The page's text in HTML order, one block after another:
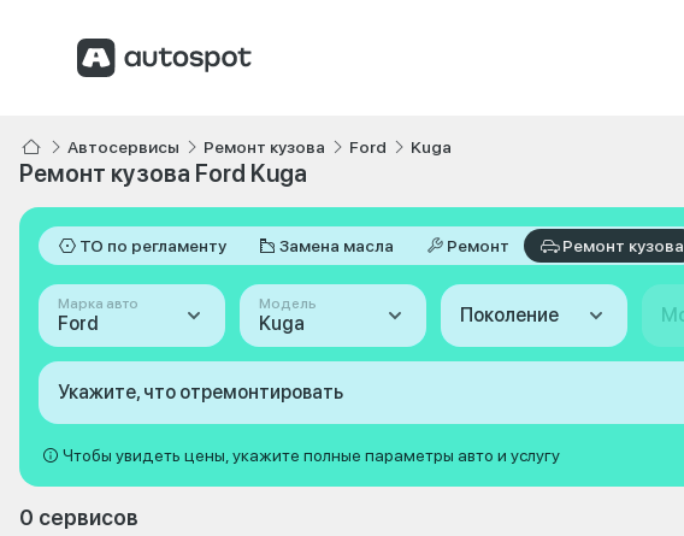
Автосервисы Ремонт кузова Ford Kuga
Ремонт кузова Ford Kuga
ТО по регламенту Замена масла Ремонт Ремонт кузова
Марка авто
Ford
Модель
Kuga Поколение
Укажите, что отремонтировать
Чтобы увидеть цены, укажите полные параметры авто и услугу
0 сервисов